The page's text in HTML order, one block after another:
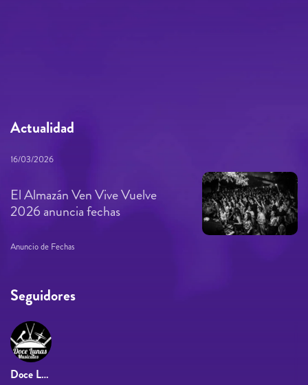
Actualidad
16/03/2026
El Almazán Ven Vive Vuelve
2026 anuncia fechas
Anuncio de Fechas
Seguidores
Doce Lunas Musicales